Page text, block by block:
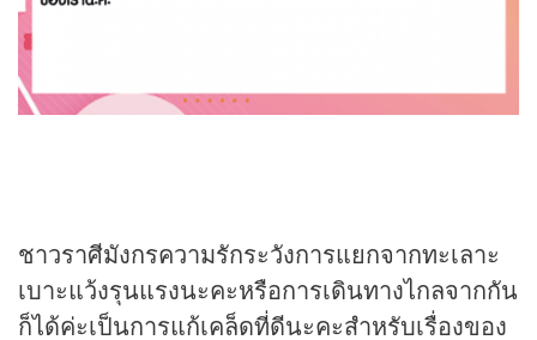
ชาวราศีมังกรความรักระวังการแยกจากทะเลาะ
เบาะแว้งรุนแรงนะคะหรือการเดินทางไกลจากกัน
ก็ได้ค่ะเป็นการแก้เคล็ดที่ดีนะคะสำหรับเรื่องของ